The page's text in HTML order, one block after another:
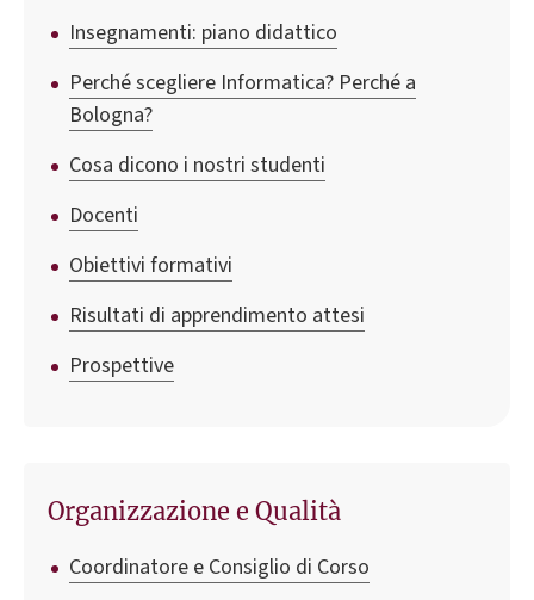
Insegnamenti: piano didattico
Perché scegliere Informatica? Perché a
Bologna?
Cosa dicono i nostri studenti
Docenti
Obiettivi formativi
Risultati di apprendimento attesi
Prospettive
Organizzazione e Qualità
Coordinatore e Consiglio di Corso